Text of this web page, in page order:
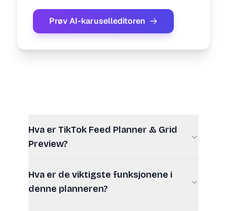
Prøv AI-karuselleditoren
Hva er TikTok Feed Planner & Grid
Preview?
Hva er de viktigste funksjonene i
denne planneren?